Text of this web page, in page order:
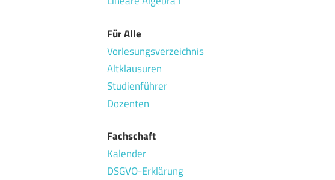
Für Alle
Vorlesungsverzeichnis
Altklausuren
Studienführer
Dozenten
Fachschaft
Kalender
DSGVO-Erklärung